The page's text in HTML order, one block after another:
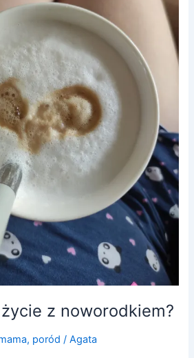
z noworodkiem?
, poród /Agata